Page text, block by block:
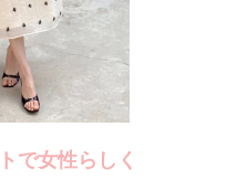
で女性らしく